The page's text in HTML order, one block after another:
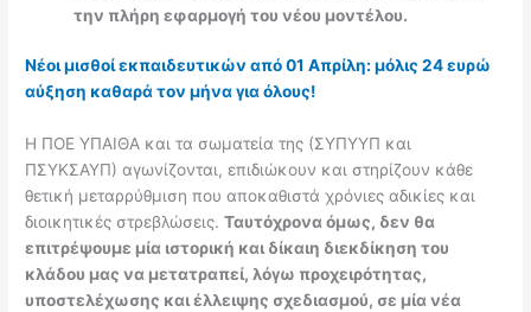
την πλήρη εφαρμογή του νέου μοντέλου.
Νέοι μισθοί εκπαιδευτικών από 01 Απρίλη: μόλις 24 ευρώ
αύξηση καθαρά τον μήνα για όλους!
Η ΠΟΕ ΥΠΑΙΘΑ και τα σωματεία της (ΣΥΠΥΥΠ και
ΠΣΥΚΣΑΥΠ) αγωνίζονται, επιδιώκουν και στηρίζουν κάθε
θετική μεταρρύθμιση που αποκαθιστά χρόνιες αδικίες και
διοικητικές στρεβλώσεις.Ταυτόχρονα όμως, δεν θα
επιτρέψουμε μία ιστορική και δίκαιη διεκδίκηση του
κλάδου μας να μετατραπεί, λόγω προχειρότητας,
υποστελέχωσης και έλλειψης σχεδιασμού, σε μία νέα